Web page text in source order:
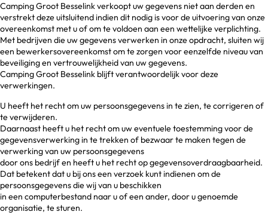
Camping Groot Besselink verkoopt uw gegevens niet aan derden en
verstrekt deze uitsluitend indien dit nodig is voor de uitvoering van onze
overeenkomst met u of om te voldoen aan een wettelijke verplichting.
Met bedrijven die uw gegevens verwerken in onze opdracht, sluiten wij
een bewerkersovereenkomst om te zorgen voor eenzelfde niveau van
beveiliging en vertrouwelijkheid van uw gegevens.
Camping Groot Besselink blijft verantwoordelijk voor deze
verwerkingen.
U heeft het recht om uw persoonsgegevens in te zien, te corrigeren of
te verwijderen.
Daarnaast heeft u het recht om uw eventuele toestemming voor de
gegevensverwerking in te trekken of bezwaar te maken tegen de
verwerking van uw persoonsgegevens
door ons bedrijf en heeft u het recht op gegevensoverdraagbaarheid.
Dat betekent dat u bij ons een verzoek kunt indienen om de
persoonsgegevens die wij van u beschikken
in een computerbestand naar u of een ander, door u genoemde
organisatie, te sturen.